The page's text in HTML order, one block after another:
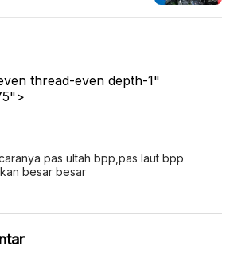
thread-even depth-1"
pas ultah bpp,pas laut bpp
besar besar